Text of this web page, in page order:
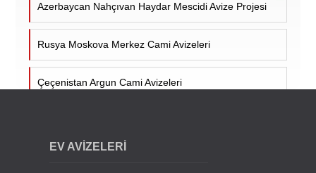
Azerbaycan Nahçıvan Haydar Mescidi Avize Projesi
Rusya Moskova Merkez Cami Avizeleri
Çeçenistan Argun Cami Avizeleri
EV AVİZELERİ